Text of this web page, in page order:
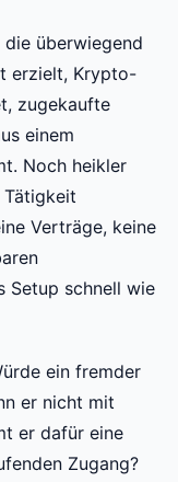
überwiegend
erzielt, Krypto-
zugekaufte
einem
Noch heikler
Tätigkeit
Verträge, keine
Setup schnell wie
ein fremder
er nicht mit
er dafür eine
Zugang?